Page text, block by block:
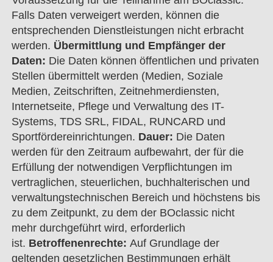
Falls Daten verweigert werden, können die
entsprechenden Dienstleistungen nicht erbracht
werden. Übermittlung und Empfänger der
Daten: Die Daten können öffentlichen und privaten
Stellen übermittelt werden (Medien, Soziale
Medien, Zeitschriften, Zeitnehmerdiensten,
Internetseite, Pflege und Verwaltung des IT-
Systems, TDS SRL, FIDAL, RUNCARD und
Sportfördereinrichtungen. Dauer: Die Daten
werden für den Zeitraum aufbewahrt, der für die
Erfüllung der notwendigen Verpflichtungen im
vertraglichen, steuerlichen, buchhalterischen und
verwaltungstechnischen Bereich und höchstens bis
zu dem Zeitpunkt, zu dem der BOclassic nicht
mehr durchgeführt wird, erforderlich
ist. Betroffenenrechte: Auf Grundlage der
geltenden gesetzlichen Bestimmungen erhält